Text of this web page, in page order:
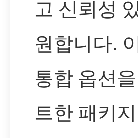
고 신뢰성
원합니다.
통합 옵션
트한 패키